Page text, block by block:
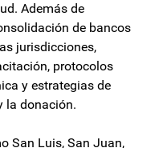
Además de
de bancos
jurisdicciones,
protocolos
y estrategias de
la donación.
San Luis, San Juan,